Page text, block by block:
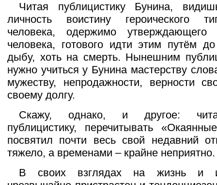
Читая публицистику Бунина,
личность воистину героического
человека, одержимо
человека, готового идти этим путём
дыбу, хоть на смерть. Нынешним
нужно учиться у Бунина мастерству
мужеству, непродажности, верности
своему долгу.
Скажу, однако, и другое:
публицистику, перечитывать
посвятил почти весь свой недавний
тяжело, а временами – крайне неприятно.
В своих взглядах на жизнь и